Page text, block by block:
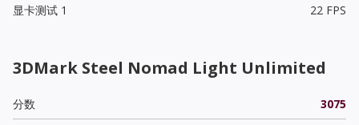
显卡测试 1
22 FPS
3DMark Steel Nomad Light Unlimited
分数
3075